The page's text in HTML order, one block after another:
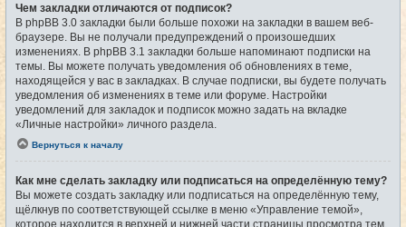
Чем закладки отличаются от подписок?
В phpBB 3.0 закладки были больше похожи на закладки в вашем веб-
браузере. Вы не получали предупреждений о произошедших
изменениях. В phpBB 3.1 закладки больше напоминают подписки на
темы. Вы можете получать уведомления об обновлениях в теме,
находящейся у вас в закладках. В случае подписки, вы будете получать
уведомления об изменениях в теме или форуме. Настройки
уведомлений для закладок и подписок можно задать на вкладке
«Личные настройки» личного раздела.
Вернуться к началу
Как мне сделать закладку или подписаться на определённую тему?
Вы можете создать закладку или подписаться на определённую тему,
щёлкнув по соответствующей ссылке в меню «Управление темой»,
которое находится в верхней и нижней части страницы просмотра тем.